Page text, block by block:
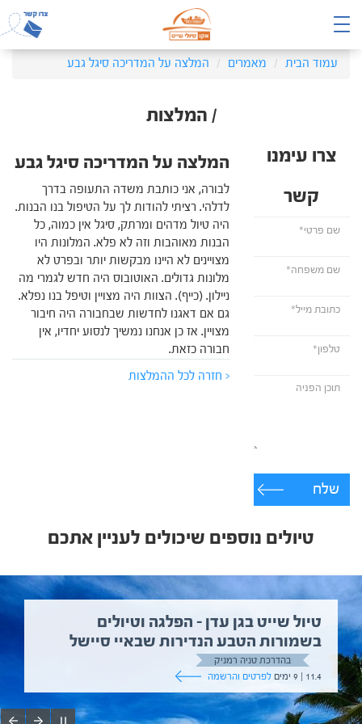
עמוד הבית מאמרים המלצה על המדריכה סיגל גבע
/ המלצות
צרו עימנו
קשר
שלח
המלצה על המדריכה סיגל גבע
לבורה, אני כותבת משדה התעופה בדרך
לדלהי. רציתי להודות לך על הטיפול בנו הבנות.
היה טיול מדהים ומרתק, סיגל אין כמוה, כל
הבנות מאוהבות וזה לא פלא. המלונות היו
מצויינים לא היינו מבקשות יותר ובפרט לא
מלונות גדולים. האוטובוס היה חדש לגמרי מה
ניילון. (כייף). הצוות היה מצויין וטיפל בנו נפלא.
גם אם דאגנו לחדשות שבחבורה היה חיבור
מצויין. אז כן אנחנו נמשיך לנסוע יחדיו, אין
חבורה כזאת.
< חזרה לכל ההמלצות
טיולים נוספים שיכולים לעניין אתכם
טיול שייט בגן עדן – הפלגה וטיולים
בשמורות הטבע הנדירות שבאיי סיישל
בהדרכת טניה רמניק
11.4 | 9 ימים
לפרטים והרשמה